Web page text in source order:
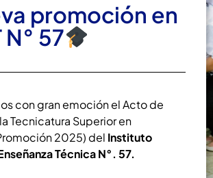
promoción en
N° 57
con gran emoción el Acto de
Tecnicatura Superior en
2025) del Instituto
Técnica N°. 57.